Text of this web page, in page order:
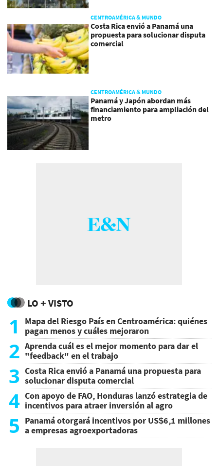
CENTROAMÉRICA & MUNDO
Costa Rica envió a Panamá una
propuesta para solucionar disputa
comercial
CENTROAMÉRICA & MUNDO
Panamá y Japón abordan más
financiamiento para ampliación del
metro
LO + VISTO
1
Mapa del Riesgo País en Centroamérica: quiénes
pagan menos y cuáles mejoraron
2 Aprenda cuál es el mejor momento para dar el
"feedback" en el trabajo
3 Costa Rica envió a Panamá una propuesta para
solucionar disputa comercial
4 Con apoyo de FAO, Honduras lanzó estrategia de
incentivos para atraer inversión al agro
5 Panamá otorgará incentivos por US$6,1 millones
a empresas agroexportadoras